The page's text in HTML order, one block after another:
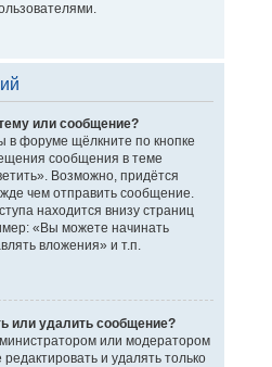
или сообщение?
в форуме щёлкните по кнопке
сообщения в теме
Возможно, придётся
чем отправить сообщение.
находится внизу страниц
«Вы можете начинать
вложения» и т.п.
или удалить сообщение?
или модератором
и удалять только